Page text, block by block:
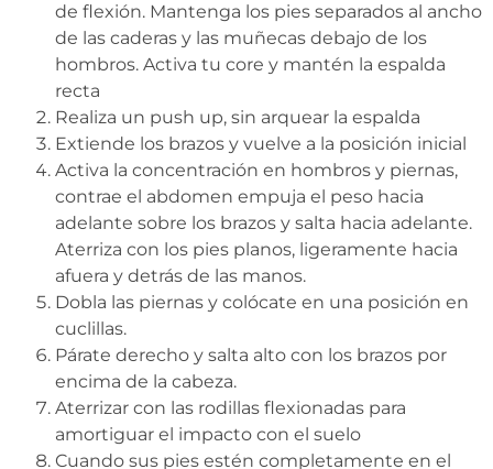
de flexión. Mantenga los pies separados al ancho
de las caderas y las muñecas debajo de los
hombros. Activa tu core y mantén la espalda
recta
Realiza un push up, sin arquear la espalda
Extiende los brazos y vuelve a la posición inicial
Activa la concentración en hombros y piernas,
contrae el abdomen empuja el peso hacia
adelante sobre los brazos y salta hacia adelante.
Aterriza con los pies planos, ligeramente hacia
afuera y detrás de las manos.
Dobla las piernas y colócate en una posición en
cuclillas.
Párate derecho y salta alto con los brazos por
encima de la cabeza.
Aterrizar con las rodillas flexionadas para
amortiguar el impacto con el suelo
Cuando sus pies estén completamente en el